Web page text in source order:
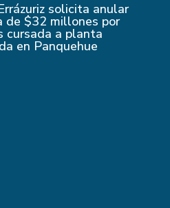
solicita anular
de $32 millones por
cursada a planta
en Panquehue